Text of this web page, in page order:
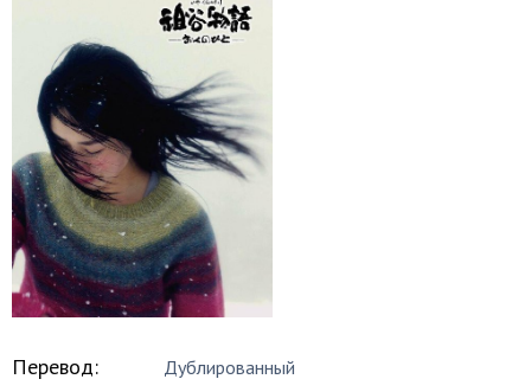
Перевод: Дублированный